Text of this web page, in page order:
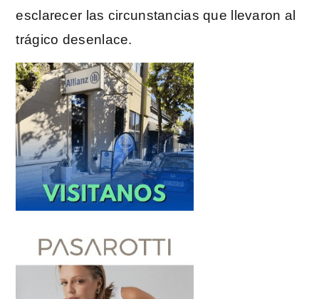
esclarecer las circunstancias que llevaron al
trágico desenlace.